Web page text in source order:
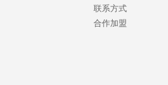
联系方式
合作加盟